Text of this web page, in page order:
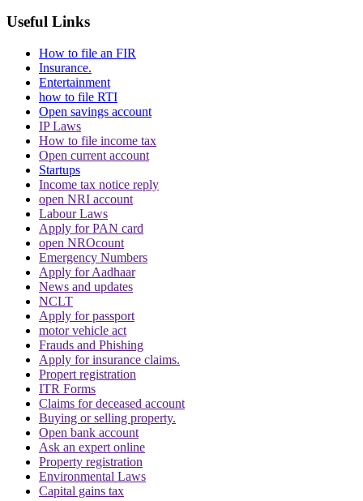
Useful Links
How to file an FIR
Insurance.
Entertainment
how to file RTI
Open savings account
IP Laws
How to file income tax
Open current account
Startups
Income tax notice reply
open NRI account
Labour Laws
Apply for PAN card
open NROcount
Emergency Numbers
Apply for Aadhaar
News and updates
NCLT
Apply for passport
motor vehicle act
Frauds and Phishing
Apply for insurance claims.
Propert registration
ITR Forms
Claims for deceased account
Buying or selling property.
Open bank account
Ask an expert online
Property registration
Environmental Laws
Capital gains tax